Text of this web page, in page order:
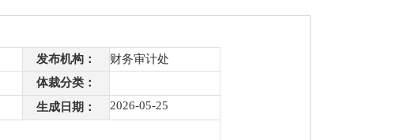
发布机构：
财务审计处
体裁分类：
生成日期： 2026-05-25